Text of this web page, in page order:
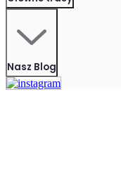
Nasz Blog